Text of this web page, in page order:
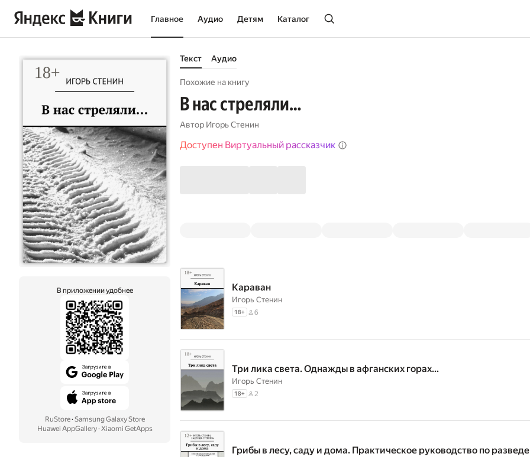
Главное Аудио Детям Каталог
В приложении удобнее
RuStore· Samsung Galaxy Store
Huawei AppGallery· Xiaomi GetApps
Текст Аудио
Похожие на книгу
В нас стреляли…
Автор Игорь Стенин
Доступен Виртуальный рассказчик
Караван
Игорь Стенин
18+ 6
Три лика света. Однажды в афганских горах…
Игорь Стенин
18+ 2
Грибы в лесу, саду и дома. Практическое руководство по